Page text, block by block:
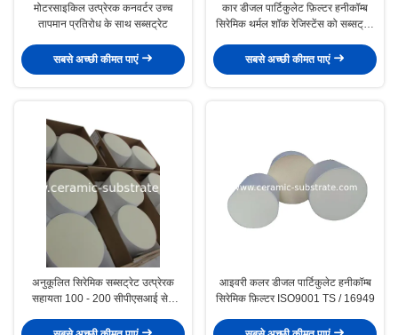
मोटरसाइकिल उत्प्रेरक कनवर्टर उच्च
तापमान प्रतिरोध के साथ सब्सट्रेट
सबसे अच्छी कीमत पाएं
कार डीजल पार्टिकुलेट फ़िल्टर हनीकॉम्ब
सिरेमिक थर्मल शॉक रेजिस्टेंस को सब्सट्रेट
सबसे अच्छी कीमत पाएं
अनुकूलित सिरेमिक सब्सट्रेट उत्प्रेरक
सहायता 100 - 200 सीपीएसआई सेल
आइवरी कलर डीजल पार्टिकुलेट हनीकॉम्ब
सिरेमिक फ़िल्टर ISO9001 TS / 16949